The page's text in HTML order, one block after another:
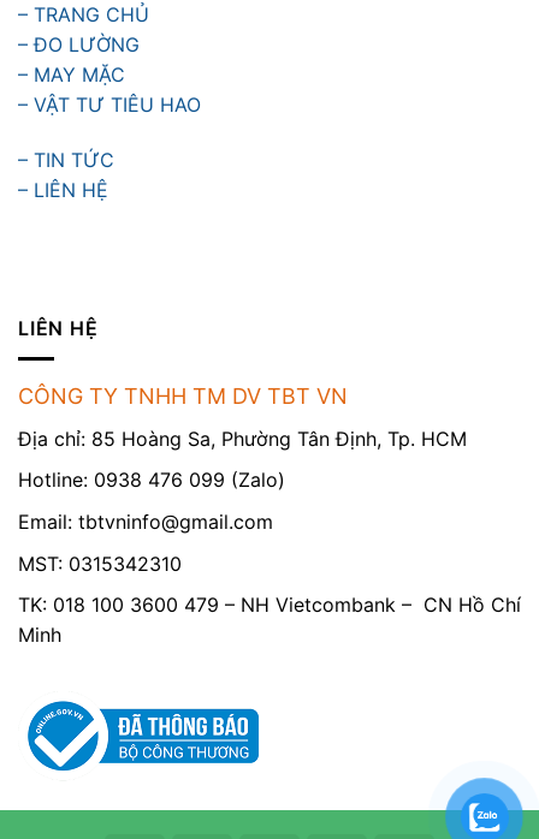
– TRANG CHỦ
– ĐO LƯỜNG
– MAY MẶC
– VẬT TƯ TIÊU HAO
– TIN TỨC
– LIÊN HỆ
LIÊN HỆ
CÔNG TY TNHH TM DV TBT VN
Địa chỉ: 85 Hoàng Sa, Phường Tân Định, Tp. HCM
Hotline: 0938 476 099 (Zalo)
Email: tbtvninfo@gmail.com
MST: 0315342310
TK: 018 100 3600 479 – NH Vietcombank – CN Hồ Chí
Minh